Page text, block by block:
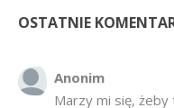
OSTATNIE
Anonim
Marzy mi się,